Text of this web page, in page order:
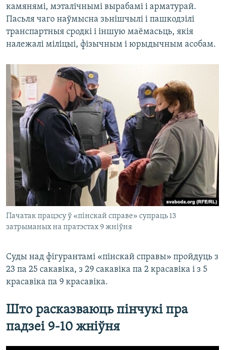
камянямі, мэталічнымі вырабамі і арматурай.
Пасьля чаго наўмысна зьнішчылі і пашкодзілі
транспартныя сродкі і іншую маёмасьць, якія
належалі міліцыі, фізычным і юрыдычным асобам.
Пачатак працэсу ў «пінскай справе» супраць 13
затрыманых на пратэстах 9 жніўня
Суды над фігурантамі «пінскай справы» пройдуць з
23 па 25 сакавіка, з 29 сакавіка па 2 красавіка і з 5
красавіка па 9 красавіка.
Што расказваюць пінчукі пра
падзеі 9-10 жніўня